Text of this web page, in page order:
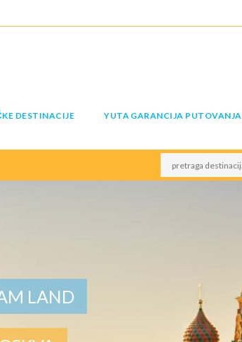
DESTINACIJE YUTA GARANCIJA PUTOVANJA
LAND